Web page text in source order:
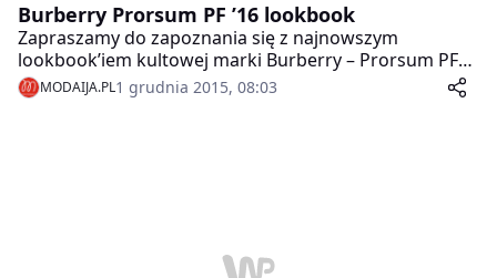
Burberry Prorsum PF ’16 lookbook
Zapraszamy do zapoznania się z najnowszym
lookbook’iem kultowej marki Burberry – Prorsum PF
’16.MODAIJA.PL1 grudnia 2015, 08:03